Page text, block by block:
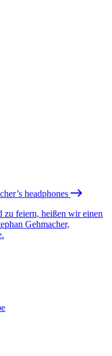
headphones
zu feiern, heißen wir einen
Gehmacher,